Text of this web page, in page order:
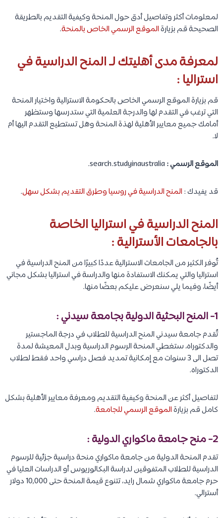
لمعلومات أكثر وتفاصيل أدق حول المنحة وكيفية التقديم بالطريقة
الصحيحة قم بزيارةالموقع الرسمي الخاص بالمنحة.
لمعرفة مدى أهليتك لـ المنح الدراسية في
استراليا :
قم بزيارة الموقع الرسمي الخاص بالحكومة الاسترالية واختيار المنحة
التي ترغب في التقدم لها والدرجة العلمية التي ستدرسها وستظهر
أمامك جميع معايير الأهلية لهذة المنحة وهل تستطيع التقدم اليها أم
لا.
الموقع الرسمي :
قد يفيدك : المنح الدراسية في روسيا وطرق التقديم بشكل سهل.
المنح الدراسية في استراليا الخاصة
بالجامعات الأسترالية :
تُوفر الكثير من الجامعات الاسترالية عددًا كبيرًا من المنح الدراسية في
استراليا والتي يمكنك الاستفادة منها والدراسة في استراليا بشكل مجاني
أيضًا، وفيما يلي سنعرض عليكم بعضًا منها.
1- المنح البحثية الدولية بجامعة سيدني :
تُقدم جامعة سيدني المنح الدراسية للطلاب في درجة الماجستير
والدكتوراه، ستغطي المنحة الرسوم الدراسية وبدل المعيشة لمدة
تصل الى 3 سنوات مع إمكانية تمديد فصل دراسي واحد فقط لطلاب
الدكتوراه.
لتفاصيل أكثر عن المنحة وكيفية التقديم ومعرفة معايير الأهلية بشكل
كامل قم بزيارةالموقع الرسمي للجامعة.
2- منح جامعة ماكواري الدولية :
تقدم المنحة الدولية من جامعة ماكواري منحة دراسية جزئية للرسوم
الدراسية للطلاب المتفوقين لدراسة البكالوريوس أو الدراسات العليا في
حرم جامعة ماكواري شمال رايد، تتنوع قيمة المنحة حتى 10,000 دولار
أسترالي.